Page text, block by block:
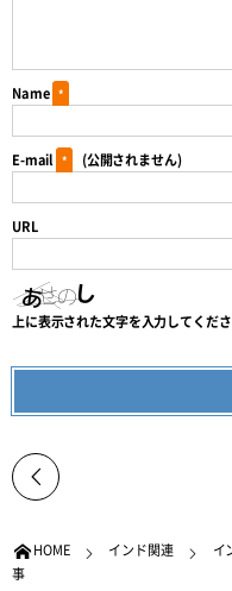
Name *
E-mail * (公開されません)
URL
上に表示された文字を入力してくださ
HOME インド関連
イ
事